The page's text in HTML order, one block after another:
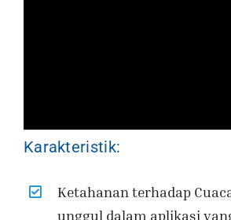
Karakteristik:
Ketahanan terhadap
unggul dalam aplikasi